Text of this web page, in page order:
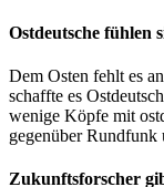
Ostdeutsche fühlen
Dem Osten fehlt es
schaffte es
wenige Köpfe mit
gegenüber Rundfunk
Zukunftsforscher